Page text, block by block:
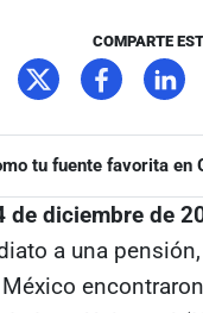
COMPARTE
tu fuente favorita en
de diciembre de
a una